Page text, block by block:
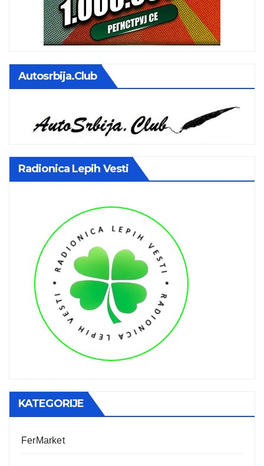
Autosrbija.club
Radionica Lepih Vesti
KATEGORIJE
FerMarket